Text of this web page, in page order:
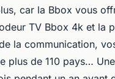
car la Bbox vous
TV Bbox 4k et la
la communication,
plus de 110 pays…